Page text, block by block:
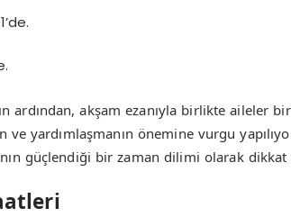
ardından, akşam ezanıyla birlikte aileler
ve yardımlaşmanın önemine vurgu
güçlendiği bir zaman dilimi olarak dikkat